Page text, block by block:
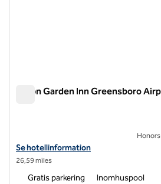
Hilton Garden Inn Greensboro
Visa hotelluppgifter för Hilton Garden
Se hotellinformation
26,59 miles
Gratis parkering Inomhuspool